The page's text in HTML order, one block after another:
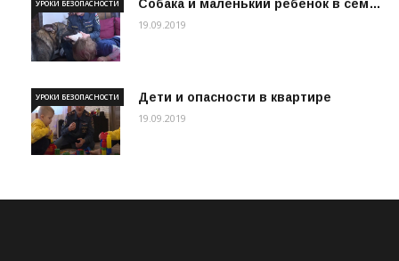
Собака и маленький ребенок в сем…
УРОКИ БЕЗОПАСНОСТИ
19.09.2019
Дети и опасности в квартире
УРОКИ БЕЗОПАСНОСТИ
19.09.2019